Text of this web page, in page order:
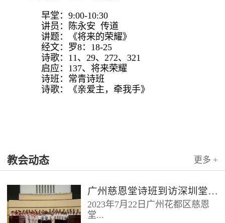
早堂：9:00-10:30
讲员：陈永安 传道
讲题：《将来的荣耀》
经文：罗8：18-25
诗歌：11、29、272、321
启应：137、将来荣耀
诗班：常青诗班
诗歌：《亲爱主，牵我手》
教会动态 更多 +
广州慈恩堂诗班到访深圳堂、和平堂
2023年7月22日广州花都区慈恩
堂...